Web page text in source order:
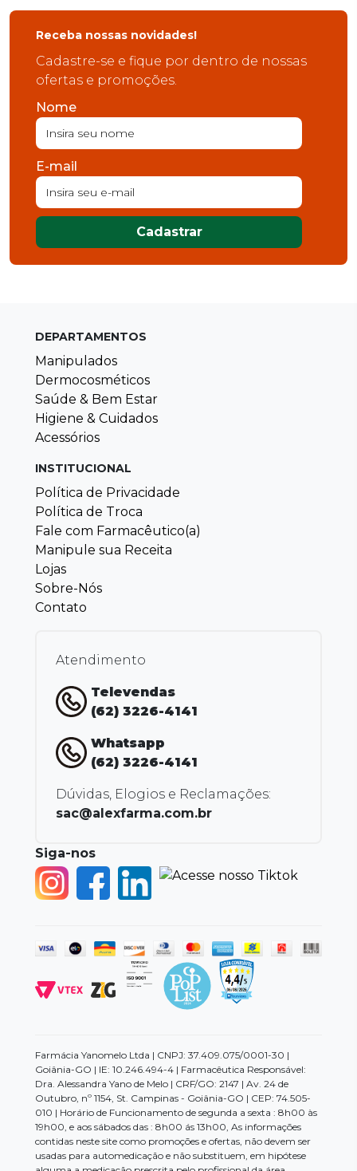
Receba nossas novidades!
Cadastre-se e fique por dentro de nossas
ofertas e promoções.
Nome
E-mail
Cadastrar
DEPARTAMENTOS
Manipulados
Dermocosméticos
Saúde & Bem Estar
Higiene & Cuidados
Acessórios
INSTITUCIONAL
Política de Privacidade
Política de Troca
Fale com Farmacêutico(a)
Manipule sua Receita
Lojas
Sobre-Nós
Contato
Atendimento
Televendas
(62) 3226-4141
Whatsapp
(62) 3226-4141
Dúvidas, Elogios e Reclamações:
sac@alexfarma.com.br
Siga-nos
Farmácia Yanomelo Ltda | CNPJ: 37.409.075/0001-30 |
Goiânia-GO | IE: 10.246.494-4 | Farmacêutica Responsável:
Dra. Alessandra Yano de Melo | CRF/GO: 2147 | Av. 24 de
Outubro, nº 1154, St. Campinas - Goiânia-GO | CEP: 74.505-
010 | Horário de Funcionamento de segunda a sexta : 8h00 às
19h00, e aos sábados das : 8h00 ás 13h00, As informações
contidas neste site como promoções e ofertas, não devem ser
usadas para automedicação e não substituem, em hipótese